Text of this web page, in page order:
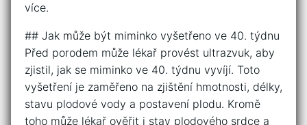
více.
## Jak může být miminko vyšetřeno ve 40. týdnu
Před porodem může lékař provést ultrazvuk, aby
zjistil, jak se miminko ve 40. týdnu vyvíjí. Toto
vyšetření je zaměřeno na zjištění hmotnosti, délky,
stavu plodové vody a postavení plodu. Kromě
toho může lékař ověřit i stav plodového srdce a